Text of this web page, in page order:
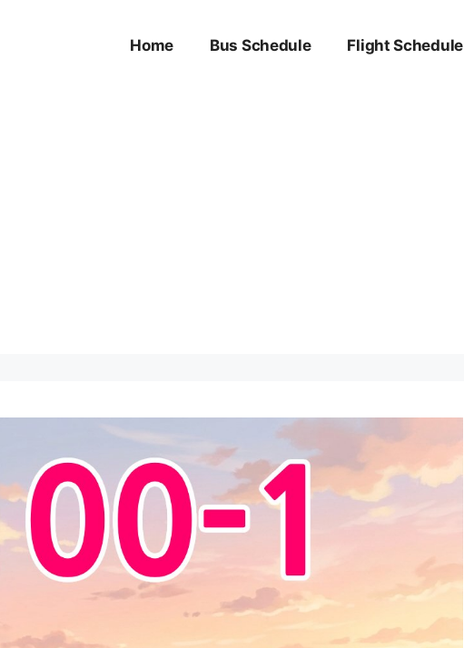
Home Bus Schedule Flight Schedule